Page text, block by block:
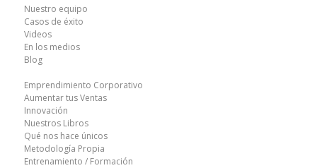
Nuestro equipo
Casos de éxito
Videos
En los medios
Blog
Emprendimiento Corporativo
Aumentar tus Ventas
Innovación
Nuestros Libros
Qué nos hace únicos
Metodología Propia
Entrenamiento / Formación